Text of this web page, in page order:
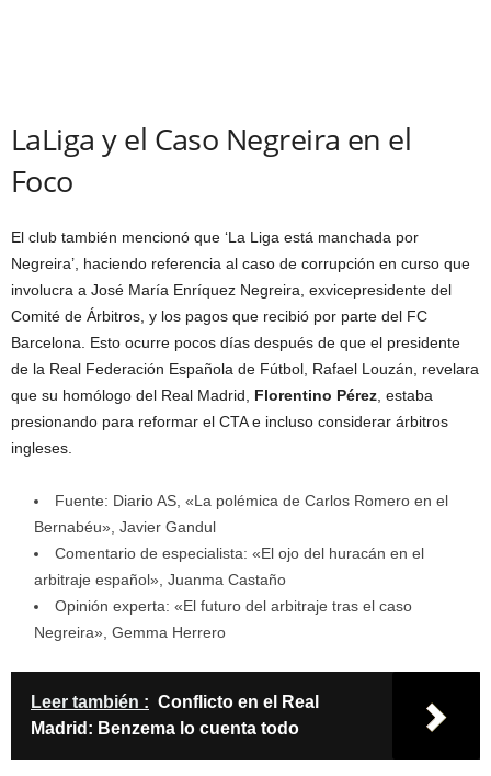
LaLiga y el Caso Negreira en el
Foco
El club también mencionó que ‘La Liga está manchada por
Negreira’, haciendo referencia al caso de corrupción en curso que
involucra a José María Enríquez Negreira, exvicepresidente del
Comité de Árbitros, y los pagos que recibió por parte del FC
Barcelona. Esto ocurre pocos días después de que el presidente
de la Real Federación Española de Fútbol, Rafael Louzán, revelara
que su homólogo del Real Madrid, Florentino Pérez , estaba
presionando para reformar el CTA e incluso considerar árbitros
ingleses.
Fuente: Diario AS, «La polémica de Carlos Romero en el
Bernabéu», Javier Gandul
Comentario de especialista: «El ojo del huracán en el
arbitraje español», Juanma Castaño
Opinión experta: «El futuro del arbitraje tras el caso
Negreira», Gemma Herrero
Leer también : Conflicto en el Real
Madrid: Benzema lo cuenta todo